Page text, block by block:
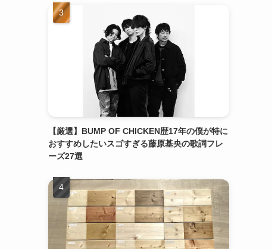
【厳選】BUMP OF CHICKEN歴17年の僕が特に
おすすめしたいスゴすぎる藤原基央の歌詞フレ
ーズ27選